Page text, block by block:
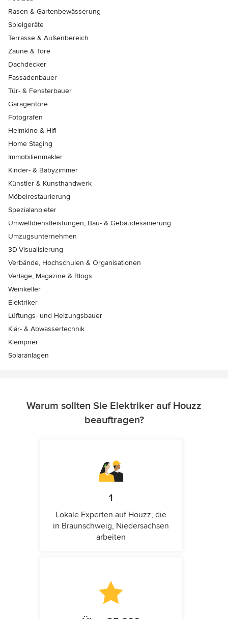
Rasen & Gartenbewässerung
Spielgeräte
Terrasse & Außenbereich
Zäune & Tore
Dachdecker
Fassadenbauer
Tür- & Fensterbauer
Garagentore
Fotografen
Heimkino & Hifi
Home Staging
Immobilienmakler
Kinder- & Babyzimmer
Künstler & Kunsthandwerk
Möbelrestaurierung
Spezialanbieter
Umweltdienstleistungen, Bau- & Gebäudesanierung
Umzugsunternehmen
3D-Visualisierung
Verbände, Hochschulen & Organisationen
Verlage, Magazine & Blogs
Weinkeller
Elektriker
Lüftungs- und Heizungsbauer
Klär- & Abwassertechnik
Klempner
Solaranlagen
Warum sollten Sie Elektriker auf Houzz
beauftragen?
1
Lokale Experten auf Houzz, die
in Braunschweig, Niedersachsen
arbeiten